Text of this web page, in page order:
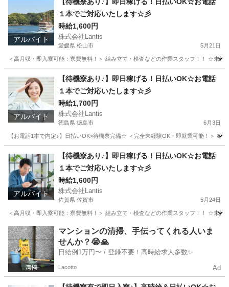
アルバイト
１本でご対応いたします☆彡
時給1,600円
株式会社Lantis
愛媛県 松山市 5月21日
＜高月収・即入寮可能：寮費無料！＞ 組み立て・検査などの作業スタッフ！！
工場 時給
アルバイト
【待機寮あり♪】即日稼げる！日払いOK☆お電話
１本でご対応いたします☆彡
時給1,700円
株式会社Lantis
徳島県 徳島市 6月3日
【お電話1本で内定♪】日払いOK×待機寮完備☆ ＜完全未経験OK・即就業可能！＞
工場 時給
アルバイト
【待機寮あり♪】即日稼げる！日払いOK☆お電話
１本でご対応いたします☆彡
時給1,600円
株式会社Lantis
佐賀県 佐賀市 5月24日
＜高月収・即入寮可能：寮費無料！＞ 組み立て・検査などの作業スタッフ！！
佐賀 佐賀市 工場 時給
マンションの清掃、手伝ってくれる人いま
せんか？😭🙏
日給例1万円〜 / 登録不要！高時給求人多数✨
Lacotto Ad